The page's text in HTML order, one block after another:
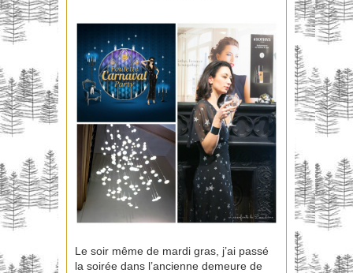
Le soir même de mardi gras, j’ai passé
la soirée dans l’ancienne demeure de